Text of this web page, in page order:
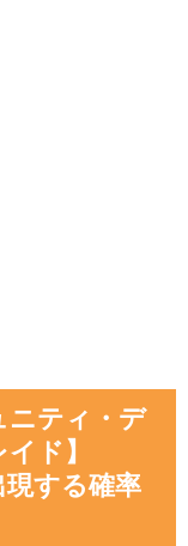
数）には、
数(イベント開
ゴジムシを見
され反映され
ニティ・デ
ド】
する確率